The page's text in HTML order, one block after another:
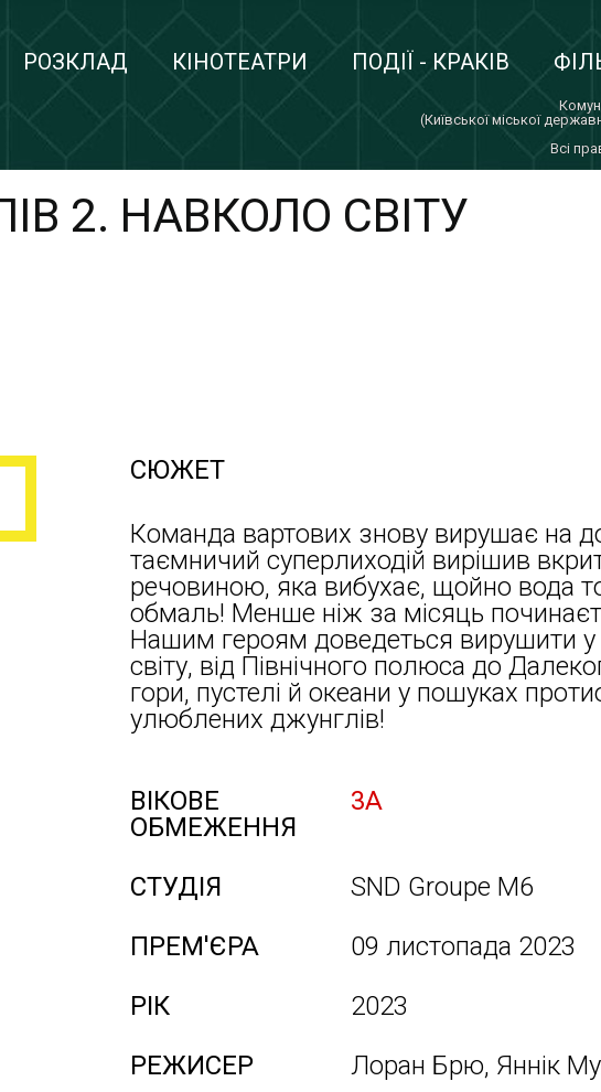
РОЗКЛАД КІНОТЕАТРИ ПОДІЇ - КРАКІВ
(Київської міської
Всi
2. НАВКОЛО СВІТУ
СЮЖЕТ
Команда вартових знову вирушає на
таємничий суперлиходій вирішив
речовиною, яка вибухає, щойно вода
обмаль! Менше ніж за місяць
Нашим героям доведеться вирушити
світу, від Північного полюса до
гори, пустелі й океани у пошуках
улюблених джунглів!
ВІКОВЕ
ОБМЕЖЕННЯ
3А
СТУДІЯ
SND Groupe M6
ПРЕМ'ЄРА
09 листопада 2023
РІК
2023
РЕЖИСЕР
Лоран Брю, Яннік